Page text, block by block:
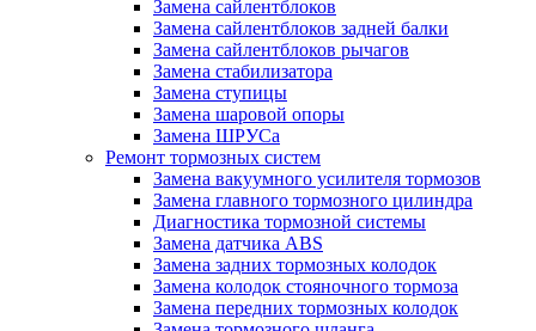
Замена сайлентблоков
Замена сайлентблоков задней балки
Замена сайлентблоков рычагов
Замена стабилизатора
Замена ступицы
Замена шаровой опоры
Замена ШРУСа
Ремонт тормозных систем
Замена вакуумного усилителя тормозов
Замена главного тормозного цилиндра
Диагностика тормозной системы
Замена датчика ABS
Замена задних тормозных колодок
Замена колодок стояночного тормоза
Замена передних тормозных колодок